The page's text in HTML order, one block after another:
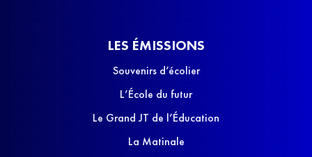
LES ÉMISSIONS
Souvenirs d’écolier
L’École du futur
Le Grand JT de l’Éducation
La Matinale